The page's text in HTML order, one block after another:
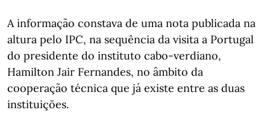
A informação constava de uma nota publicada na
altura pelo IPC, na sequência da visita a Portugal
do presidente do instituto cabo-verdiano,
Hamilton Jair Fernandes, no âmbito da
cooperação técnica que já existe entre as duas
instituições.